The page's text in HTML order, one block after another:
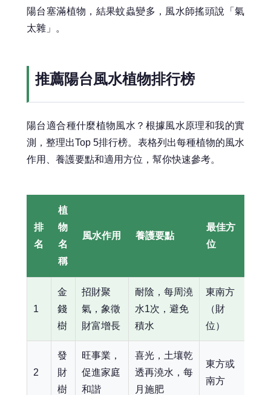
陽台塞滿植物，結果蚊蟲變多，風水師搖頭說「氣
太雜」。
推薦陽台風水植物排行榜
陽台適合種什麼植物風水？根據風水原理和我的實
測，整理出Top 5排行榜。表格列出每種植物的風水
作用、養護要點和適用方位，幫你快速參考。
排
名
植
物
名
稱
風水作用 養護要點
最佳方
位
1
金
錢
樹
招財聚
氣，象徵
財富增長
耐陰，每周澆
水1次，避免
積水
東南方
（財
位）
2
發
財
樹
旺事業，
促進家庭
和諧
喜光，土壤乾
透再澆水，每
月施肥
東方或
南方